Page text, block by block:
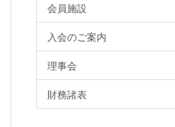
会員施設
入会のご案内
理事会
財務諸表